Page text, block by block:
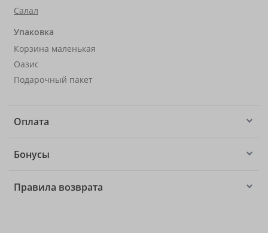
Салал
Упаковка
Корзина маленькая
Оазис
Подарочный пакет
Оплата
Бонусы
Правила возврата